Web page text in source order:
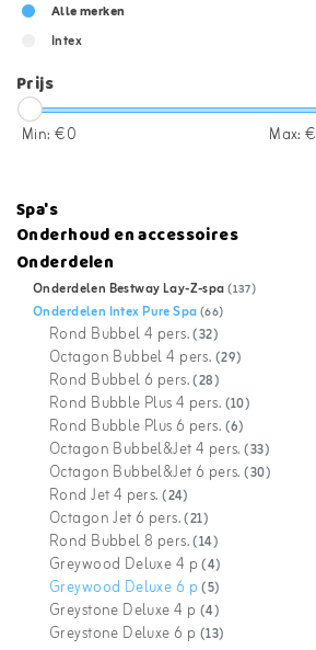
Alle merken
Intex
Prijs
Min: €0 Max: €
Spa's
Onderhoud en accessoires
Onderdelen
Onderdelen Bestway Lay-Z-spa(137)
Onderdelen Intex Pure Spa(66)
Rond Bubbel 4 pers.(32)
Octagon Bubbel 4 pers. (29)
Rond Bubbel 6 pers.(28)
Rond Bubble Plus 4 pers. (10)
Rond Bubble Plus 6 pers. (6)
Octagon Bubbel&Jet 4 pers.(33)
Octagon Bubbel&Jet 6 pers.(30)
Rond Jet 4 pers.(24)
Octagon Jet 6 pers.(21)
Rond Bubbel 8 pers.(14)
Greywood Deluxe 4 p(4)
Greywood Deluxe 6 p(5)
Greystone Deluxe 4 p (4)
Greystone Deluxe 6 p (13)